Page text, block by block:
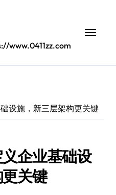
www.0411zz.com
设施，新三层架构更关键
企业基础设
关键